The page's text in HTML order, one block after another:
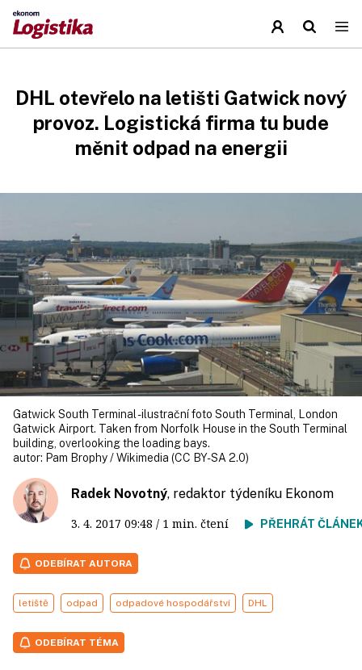
DHL otevřelo na letišti Gatwick nový
provoz. Logistická firma tu bude
měnit odpad na energii
Gatwick South Terminal - ilustrační foto South Terminal, London
Gatwick Airport. Taken from Norfolk House in the South Terminal
building, overlooking the loading bays.
autor: Pam Brophy / Wikimedia (CC BY-SA 2.0)
Radek Novotný, redaktor týdeníku Ekonom
3. 4. 2017 09:48 / 1 min. čtení PŘEHRÁT
ODEBÍRAT AUTORA
letiště odpad odpadové hospodářství DHL
ODEBÍRAT TÉMA